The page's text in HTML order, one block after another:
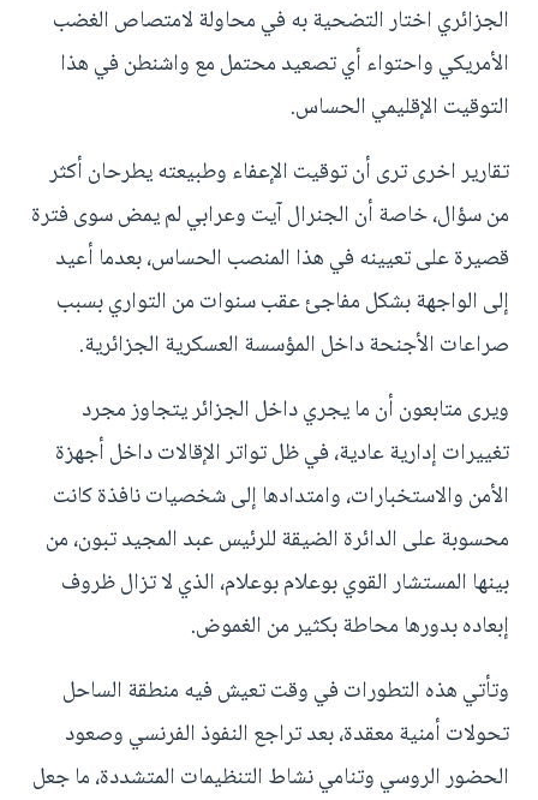
الجزائري اختار التضحية به في محاولة لامتصاص الغضب
الأمريكي واحتواء أي تصعيد محتمل مع واشنطن في هذا
التوقيت الإقليمي الحساس.
تقارير اخرى ترى أن توقيت الإعفاء وطبيعته يطرحان أكثر
من سؤال، خاصة أن الجنرال آيت وعرابي لم يمض سوى فترة
قصيرة على تعيينه في هذا المنصب الحساس، بعدما أعيد
إلى الواجهة بشكل مفاجئ عقب سنوات من التواري بسبب
صراعات الأجنحة داخل المؤسسة العسكرية الجزائرية.
ويرى متابعون أن ما يجري داخل الجزائر يتجاوز مجرد
تغييرات إدارية عادية، في ظل تواتر الإقالات داخل أجهزة
الأمن والاستخبارات، وامتدادها إلى شخصيات نافذة كانت
محسوبة على الدائرة الضيقة للرئيس عبد المجيد تبون، من
بينها المستشار القوي بوعلام بوعلام، الذي لا تزال ظروف
إبعاده بدورها محاطة بكثير من الغموض.
وتأتي هذه التطورات في وقت تعيش فيه منطقة الساحل
تحولات أمنية معقدة، بعد تراجع النفوذ الفرنسي وصعود
الحضور الروسي وتنامي نشاط التنظيمات المتشددة، ما جعل